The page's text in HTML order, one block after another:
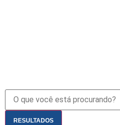
RESULTADOS